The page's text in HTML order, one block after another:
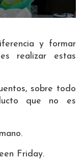
y formar
realizar estas
sobre todo
que no es
Friday.